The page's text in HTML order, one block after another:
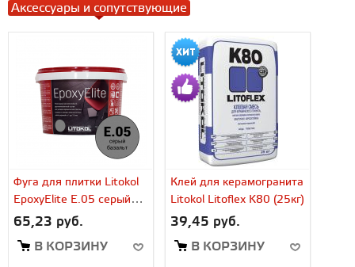
Аксессуары и сопутствующие
Фуга для плитки Litokol
EpoxyElite E.05 серый
базальт (1 кг)
65,23 руб.
В КОРЗИНУ
Клей для керамогранита
Litokol Litoflex K80 (25кг)
39,45 руб.
В КОРЗИНУ